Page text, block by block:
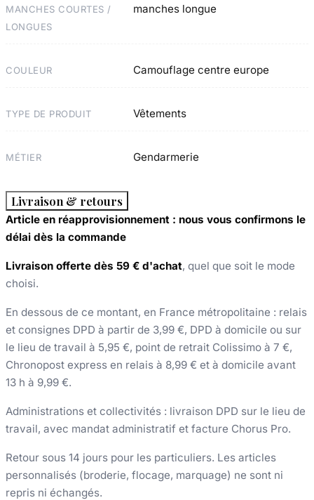
MANCHES COURTES /
LONGUES
manches longue
COULEUR Camouflage centre europe
TYPE DE PRODUIT Vêtements
MÉTIER Gendarmerie
Livraison & retours
Article en réapprovisionnement : nous vous confirmons le
délai dès la commande
Livraison offerte dès 59 € d'achat, quel que soit le mode
choisi.
En dessous de ce montant, en France métropolitaine : relais
et consignes DPD à partir de 3,99 €, DPD à domicile ou sur
le lieu de travail à 5,95 €, point de retrait Colissimo à 7 €,
Chronopost express en relais à 8,99 € et à domicile avant
13 h à 9,99 €.
Administrations et collectivités : livraison DPD sur le lieu de
travail, avec mandat administratif et facture Chorus Pro.
Retour sous 14 jours pour les particuliers. Les articles
personnalisés (broderie, flocage, marquage) ne sont ni
repris ni échangés.